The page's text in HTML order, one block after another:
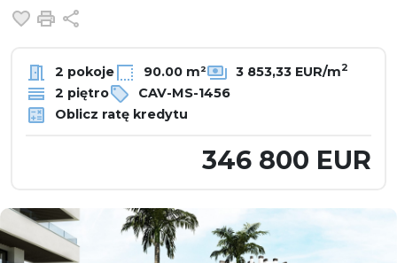
Dodaj do ulubionych
Drukuj
2 pokoje 90.00 m² 3 853,33 EUR/m2
2 piętro
CAV-MS-1456
Oblicz ratę kredytu
346 800 EUR